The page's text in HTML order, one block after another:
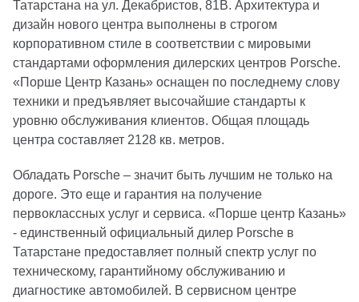
Татарстана на ул. Декабристов, 81В. Архитектура и
дизайн нового центра выполнены в строгом
корпоративном стиле в соответствии с мировыми
стандартами оформления дилерских центров Porsche.
«Порше Центр Казань» оснащен по последнему слову
техники и предъявляет высочайшие стандарты к
уровню обслуживания клиентов. Общая площадь
центра составляет 2128 кв. метров.
Обладать Porsche – значит быть лучшим не только на
дороге. Это еще и гарантия на получение
первоклассных услуг и сервиса. «Порше центр Казань»
- единственный официальный дилер Porsche в
Татарстане предоставляет полный спектр услуг по
техническому, гарантийному обслуживанию и
диагностике автомобилей. В сервисном центре